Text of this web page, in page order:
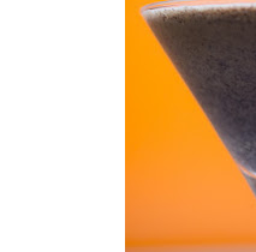
Cake au chèvre et
serrano